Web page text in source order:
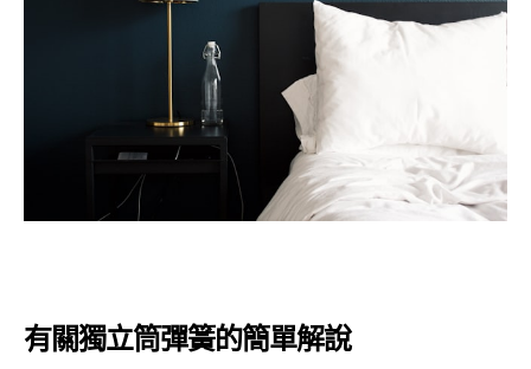
有關獨立筒彈簧的簡單解說